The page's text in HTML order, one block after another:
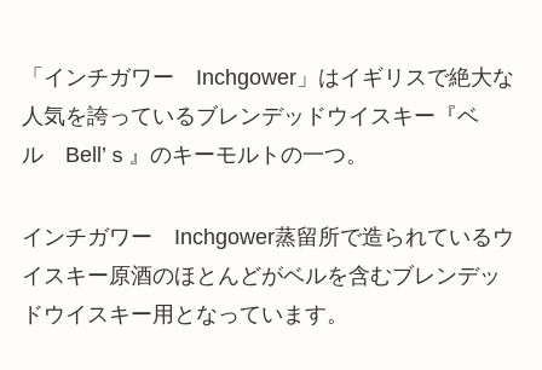
「インチガワー Inchgower」はイギリスで絶大な
人気を誇っているブレンデッドウイスキー『ベ
ル Bell’ｓ』のキーモルトの一つ。
インチガワー Inchgower蒸留所で造られているウ
イスキー原酒のほとんどがベルを含むブレンデッ
ドウイスキー用となっています。